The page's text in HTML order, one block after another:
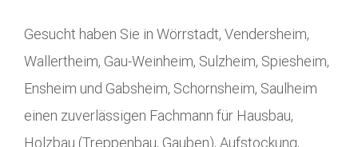
Gesucht haben Sie in Wörrstadt, Vendersheim,
Wallertheim, Gau-Weinheim, Sulzheim, Spiesheim,
Ensheim und Gabsheim, Schornsheim, Saulheim
einen zuverlässigen Fachmann für Hausbau,
Holzbau (Treppenbau, Gauben), Aufstockung,